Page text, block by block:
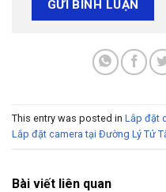
This entry was posted in Lắp đặt
Lắp đặt camera tại Đường Lý Tử
Bài viết liên quan